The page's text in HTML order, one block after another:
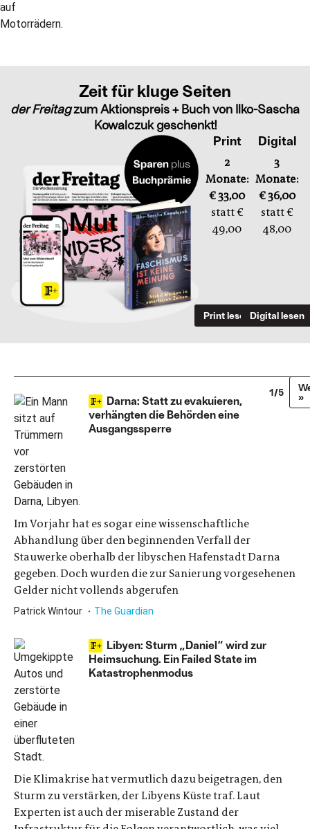
Zeit für kluge Seiten
der Freitagzum Aktionspreis + Buch von Ilko-Sascha
Kowalczuk geschenkt!
Print
2
Monate:
€ 33,00
statt €
49,00
Print lesen
Digital
3
Monate:
€ 36,00
statt €
48,00
Digital lesen
Darna: Statt zu evakuieren,
verhängten die Behörden eine
Ausgangssperre
Im Vorjahr hat es sogar eine wissenschaftliche
Abhandlung über den beginnenden Verfall der
Stauwerke oberhalb der libyschen Hafenstadt Darna
gegeben. Doch wurden die zur Sanierung vorgesehenen
Gelder nicht vollends abgerufen
Patrick Wintour The Guardian
Libyen: Sturm „Daniel“ wird zur
Heimsuchung. Ein Failed State im
Katastrophenmodus
Die Klimakrise hat vermutlich dazu beigetragen, den
Sturm zu verstärken, der Libyens Küste traf. Laut
Experten ist auch der miserable Zustand der
1/5
»